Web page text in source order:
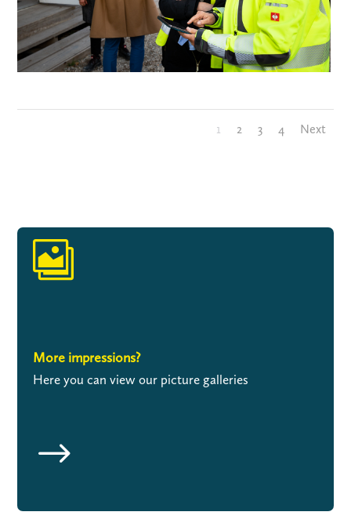
1 2 3 4 Next

More impressions?
Here you can view our picture galleries
$